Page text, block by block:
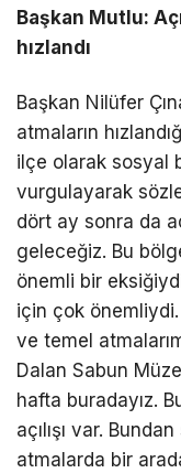
Başkan Mutlu:
hızlandı
Başkan Nilüfer
atmaların
ilçe olarak sosyal
vurgulayarak
dört ay sonra da
geleceğiz. Bu
önemli bir
için çok önemliydi.
ve temel
Dalan Sabun
hafta buradayız.
açılışı var.
atmalarda bir